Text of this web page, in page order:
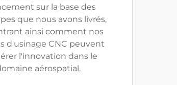
sur la base des
que nous avons livrés,
ainsi comment nos
d'usinage CNC peuvent
l'innovation dans le
aérospatial.